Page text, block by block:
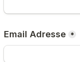
Email Adresse *